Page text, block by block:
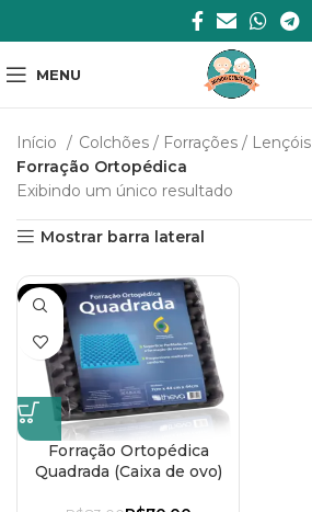
MENU
Início
Colchões / Forrações / Lençóis
Forração Ortopédica
Exibindo um único resultado
Mostrar barra lateral
-16%
Forração Ortopédica
Quadrada (Caixa de ovo)